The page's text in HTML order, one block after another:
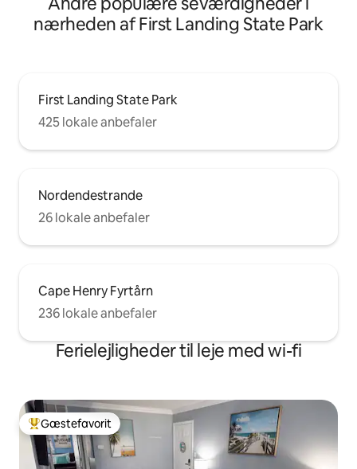
nærheden af First Landing State Park
First Landing State Park
425 lokale anbefaler
Nordendestrande
26 lokale anbefaler
Cape Henry Fyrtårn
236 lokale anbefaler
Ferielejligheder til leje med wi-fi
Bedste gæstefavorit
Gæstefavorit